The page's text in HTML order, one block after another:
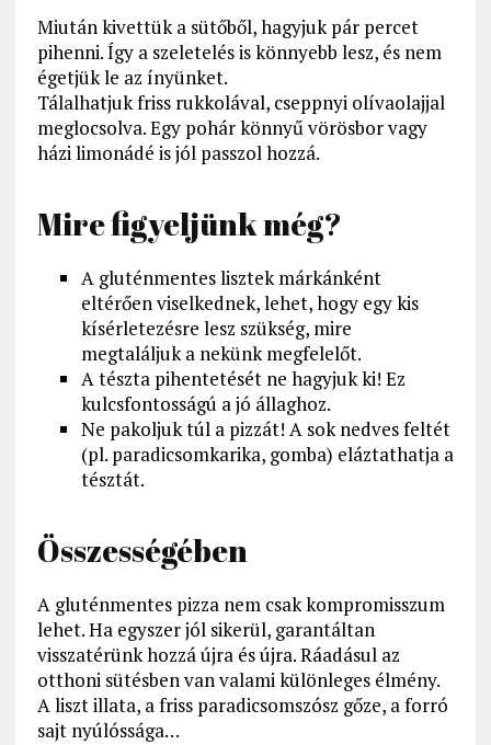
Miután kivettük a sütőből, hagyjuk pár percet
pihenni. Így a szeletelés is könnyebb lesz, és nem
égetjük le az ínyünket.
Tálalhatjuk friss rukkolával, cseppnyi olívaolajjal
meglocsolva. Egy pohár könnyű vörösbor vagy
házi limonádé is jól passzol hozzá.
Mire figyeljünk még?
A gluténmentes lisztek márkánként
eltérően viselkednek, lehet, hogy egy kis
kísérletezésre lesz szükség, mire
megtaláljuk a nekünk megfelelőt.
A tészta pihentetését ne hagyjuk ki! Ez
kulcsfontosságú a jó állaghoz.
Ne pakoljuk túl a pizzát! A sok nedves feltét
(pl. paradicsomkarika, gomba) eláztathatja a
tésztát.
Összességében
A gluténmentes pizza nem csak kompromisszum
lehet. Ha egyszer jól sikerül, garantáltan
visszatérünk hozzá újra és újra. Ráadásul az
otthoni sütésben van valami különleges élmény.
A liszt illata, a friss paradicsomszósz gőze, a forró
sajt nyúlóssága…